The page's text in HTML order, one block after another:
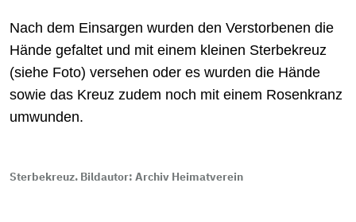
Nach dem Einsargen wurden den Verstorbenen die
Hände gefaltet und mit einem kleinen Sterbekreuz
(siehe Foto) versehen oder es wurden die Hände
sowie das Kreuz zudem noch mit einem Rosenkranz
umwunden.
Sterbekreuz. Bildautor: Archiv Heimatverein